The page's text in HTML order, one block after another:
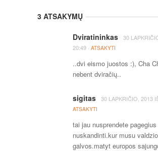
3 ATSAKYMŲ
Dviratininkas 30
20:49 · ATSAKYTI
..dvi eismo juostos :), Cha
nebent dviračių..
sigitas 30 LAPKRIČIO, 2013
ATSAKYTI
tai jau nusprendete pagegius
nuskandinti.kur musu
galvos.matyt europos